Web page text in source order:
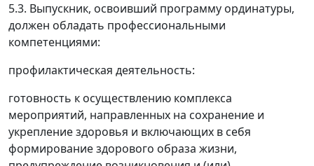
5.3. Выпускник, освоивший программу ординатуры,
должен обладать профессиональными
компетенциями:
профилактическая деятельность:
готовность к осуществлению комплекса
мероприятий, направленных на сохранение и
укрепление здоровья и включающих в себя
формирование здорового образа жизни,